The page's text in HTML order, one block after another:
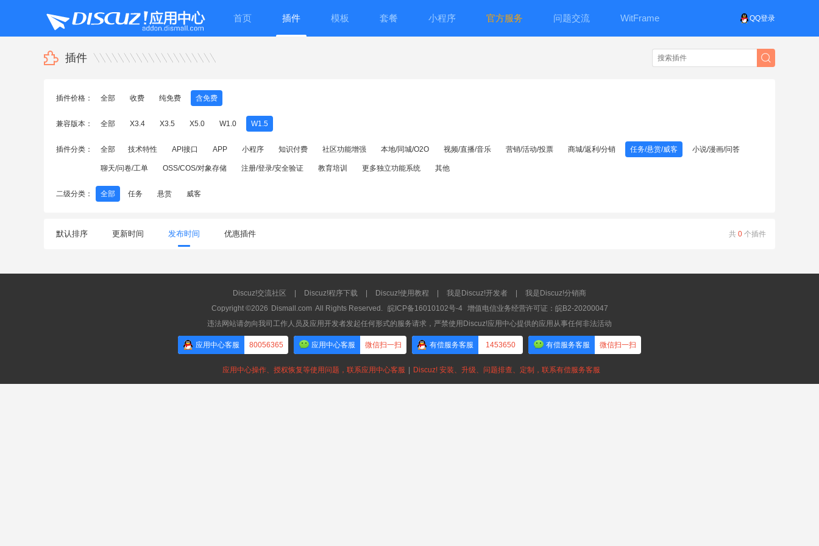
QQ登录
首页 插件 模板 套餐 小程序 官方服务 问题交流 WitFrame
插件
插件价格： 全部 收费 纯免费 含免费
兼容版本： 全部 X3.4 X3.5 X5.0 W1.0 W1.5
插件分类： 全部 技术特性 API接口 APP 小程序 知识付费 社区功能增强 本地/同城/O2O 视频/直播/音乐 营销/活动/投票 商城/返利/分销 任务/悬赏/威客 小说/漫画/问答
聊天/问卷/工单 OSS/COS/对象存储 注册/登录/安全验证 教育培训 更多独立功能系统 其他
二级分类： 全部 任务 悬赏 威客
共 0 个插件
默认排序 更新时间 发布时间 优惠插件
Discuz!交流社区 Discuz!程序下载 Discuz!使用教程 我是Discuz!开发者
我是Discuz!分销商
Copyright ©2026 Dismall.com All Rights Reserved. 皖ICP备16010102号-4
增值电信业务经营许可证：皖B2-20200047
违法网站请勿向我司工作人员及应用开发者发起任何形式的服务请求，严禁使用Discuz!应用中心提供的应用从事任何非法活动
应用中心客服 80056365 应用中心客服 微信扫一扫 有偿服务客服 1453650 有偿服务客服 微信扫一扫
应用中心操作、授权恢复等使用问题，联系应用中心客服 Discuz! 安装、升级、问题排查、定制，联系有偿服务客服